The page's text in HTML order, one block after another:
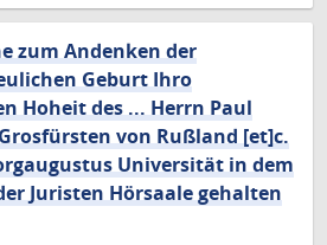
zum Andenken der
Geburt Ihro
Hoheit des ... Herrn Paul
von Rußland [et]c.
Universität in dem
Juristen Hörsaale gehalten